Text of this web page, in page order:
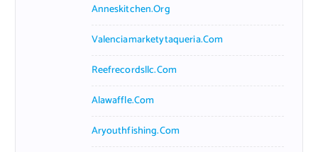
Anneskitchen.org
Valenciamarketytaqueria.com
Reefrecordsllc.com
Alawaffle.com
Aryouthfishing.com